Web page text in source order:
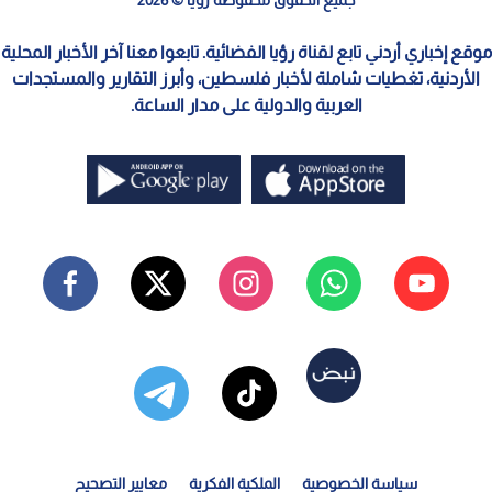
موقع إخباري أردني تابع لقناة رؤيا الفضائية. تابعوا معنا آخر الأخبار المحلية
الأردنية، تغطيات شاملة لأخبار فلسطين، وأبرز التقارير والمستجدات
العربية والدولية على مدار الساعة.
سياسة الخصوصية الملكية الفكرية معايير التصحيح